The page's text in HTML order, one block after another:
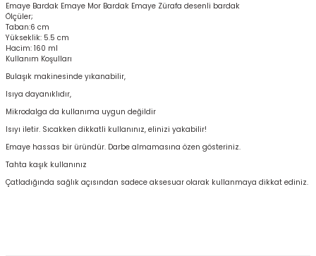
Emaye Bardak Emaye Mor Bardak Emaye Zürafa desenli bardak
Ölçüler;
Taban:6 cm
Yükseklik: 5.5 cm
Hacim: 160 ml
Kullanım Koşulları
Bulaşık makinesinde yıkanabilir,
Isıya dayanıklıdır,
Mikrodalga da kullanıma uygun değildir
Isıyı iletir. Sıcakken dikkatli kullanınız, elinizi yakabilir!
Emaye hassas bir üründür. Darbe almamasına özen gösteriniz.
Tahta kaşık kullanınız
Çatladığında sağlık açısından sadece aksesuar olarak kullanmaya dikkat ediniz.